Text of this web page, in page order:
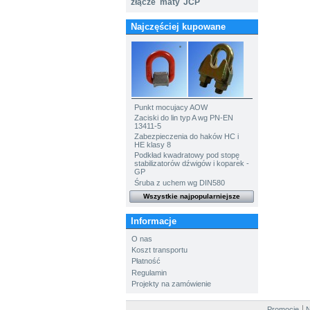
złącze maty JCP
Najczęściej kupowane
Punkt mocujacy AOW
Zaciski do lin typ A wg PN-EN
13411-5
Zabezpieczenia do haków HC i
HE klasy 8
Podkład kwadratowy pod stopę
stabilizatorów dźwigów i koparek -
GP
Śruba z uchem wg DIN580
Wszystkie najpopularniejsze
Informacje
O nas
Koszt transportu
Płatność
Regulamin
Projekty na zamówienie